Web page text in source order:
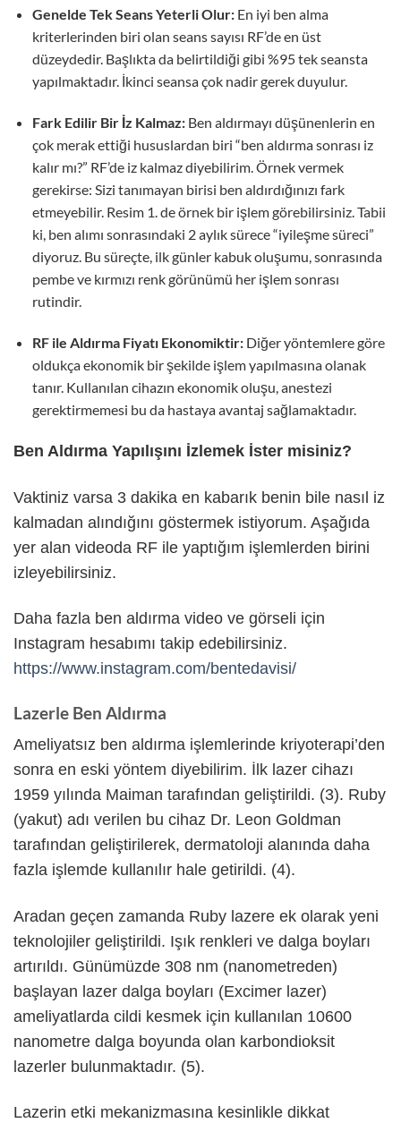
Genelde Tek Seans Yeterli Olur: En iyi ben alma
kriterlerinden biri olan seans sayısı RF’de en üst
düzeydedir. Başlıkta da belirtildiği gibi %95 tek seansta
yapılmaktadır. İkinci seansa çok nadir gerek duyulur.
Fark Edilir Bir İz Kalmaz:Ben aldırmayı düşünenlerin en
çok merak ettiği hususlardan biri “ben aldırma sonrası iz
kalır mı?” RF’de iz kalmaz diyebilirim. Örnek vermek
gerekirse: Sizi tanımayan birisi ben aldırdığınızı fark
etmeyebilir. Resim 1. de örnek bir işlem görebilirsiniz. Tabii
ki, ben alımı sonrasındaki 2 aylık sürece “iyileşme süreci”
diyoruz. Bu süreçte, ilk günler kabuk oluşumu, sonrasında
pembe ve kırmızı renk görünümü her işlem sonrası
rutindir.
RF ile Aldırma Fiyatı Ekonomiktir:Diğer yöntemlere göre
oldukça ekonomik bir şekilde işlem yapılmasına olanak
tanır. Kullanılan cihazın ekonomik oluşu, anestezi
gerektirmemesi bu da hastaya avantaj sağlamaktadır.
Ben Aldırma Yapılışını İzlemek İster misiniz?
Vaktiniz varsa 3 dakika en kabarık benin bile nasıl iz
kalmadan alındığını göstermek istiyorum. Aşağıda
yer alan videoda RF ile yaptığım işlemlerden birini
izleyebilirsiniz.
Daha fazla ben aldırma video ve görseli için
Instagram hesabımı takip edebilirsiniz.
https://www.instagram.com/bentedavisi/
Lazerle Ben Aldırma
Ameliyatsız ben aldırma işlemlerinde kriyoterapi’den
sonra en eski yöntem diyebilirim. İlk lazer cihazı
1959 yılında Maiman tarafından geliştirildi. (3). Ruby
(yakut) adı verilen bu cihaz Dr. Leon Goldman
tarafından geliştirilerek, dermatoloji alanında daha
fazla işlemde kullanılır hale getirildi. (4).
Aradan geçen zamanda Ruby lazere ek olarak yeni
teknolojiler geliştirildi. Işık renkleri ve dalga boyları
artırıldı. Günümüzde 308 nm (nanometreden)
başlayan lazer dalga boyları (Excimer lazer)
ameliyatlarda cildi kesmek için kullanılan 10600
nanometre dalga boyunda olan karbondioksit
lazerler bulunmaktadır. (5).
Lazerin etki mekanizmasına kesinlikle dikkat